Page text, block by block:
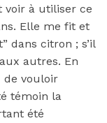
voir à utiliser ce
Elle me fit et
dans citron ; s’il
autres. En
de vouloir
témoin la
été